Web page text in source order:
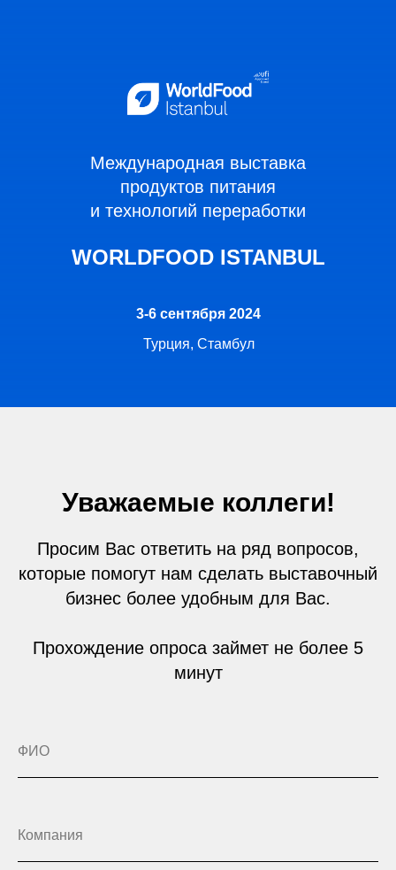
Международная выставка
продуктов питания
и технологий переработки
WORLDFOOD ISTANBUL
ПРИ ПОДДЕРЖКЕ
3-6 сентября 2024
Турция, Стамбул
Уважаемые коллеги!
Просим Вас ответить на ряд вопросов,
которые помогут нам сделать выставочный
бизнес более удобным для Вас.
Прохождение опроса займет не более 5
минут